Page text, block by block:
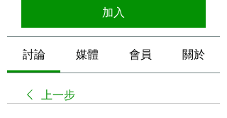
加入
討論 媒體 會員 關於
上一步